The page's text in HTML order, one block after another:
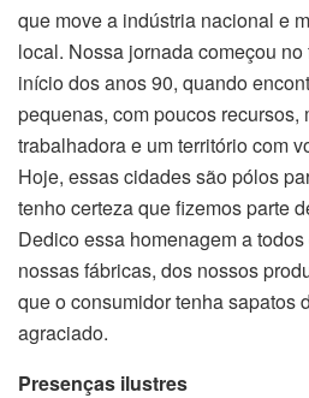
que move a indústria nacional e
local. Nossa jornada começou
início dos anos 90, quando
pequenas, com poucos recursos,
trabalhadora e um território com
Hoje, essas cidades são pólos
tenho certeza que fizemos parte
Dedico essa homenagem a
nossas fábricas, dos nossos
que o consumidor tenha sapatos
agraciado.
Presenças ilustres